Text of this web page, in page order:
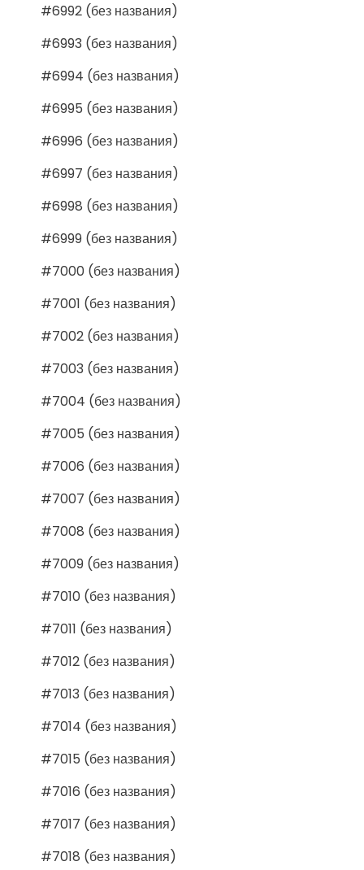
#6992 (без названия)
#6993 (без названия)
#6994 (без названия)
#6995 (без названия)
#6996 (без названия)
#6997 (без названия)
#6998 (без названия)
#6999 (без названия)
#7000 (без названия)
#7001 (без названия)
#7002 (без названия)
#7003 (без названия)
#7004 (без названия)
#7005 (без названия)
#7006 (без названия)
#7007 (без названия)
#7008 (без названия)
#7009 (без названия)
#7010 (без названия)
#7011 (без названия)
#7012 (без названия)
#7013 (без названия)
#7014 (без названия)
#7015 (без названия)
#7016 (без названия)
#7017 (без названия)
#7018 (без названия)